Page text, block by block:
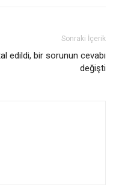
Sonraki İçerik
edildi, bir sorunun cevabı
değişti